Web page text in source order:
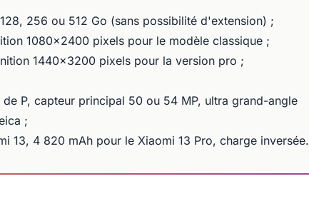
256 ou 512 Go (sans possibilité d'extension) ;
1080x2400 pixels pour le modèle classique ;
1440x3200 pixels pour la version pro ;
P, capteur principal 50 ou 54 MP, ultra grand-angle
;
13, 4 820 mAh pour le Xiaomi 13 Pro, charge inversée.